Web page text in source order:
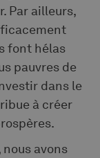
Par ailleurs,
font hélas
pauvres de
dans le
à créer
avons